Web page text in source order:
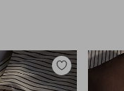
Lisää
suosikkeihin